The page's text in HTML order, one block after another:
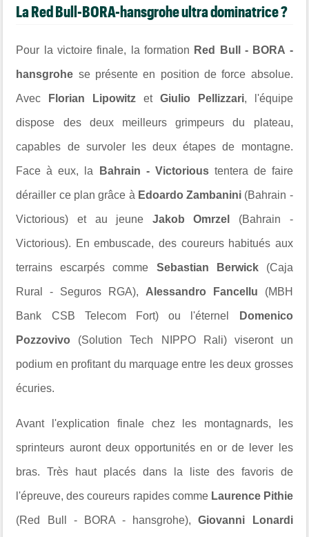
La Red Bull-BORA-hansgrohe ultra dominatrice ?
Pour la victoire finale, la formation Red Bull - BORA -
hansgrohe se présente en position de force absolue.
Avec Florian Lipowitz et Giulio Pellizzari, l'équipe
dispose des deux meilleurs grimpeurs du plateau,
capables de survoler les deux étapes de montagne.
Face à eux, la Bahrain - Victorioustentera de faire
dérailler ce plan grâce à Edoardo Zambanini (Bahrain -
Victorious) et au jeune Jakob Omrzel (Bahrain -
Victorious). En embuscade, des coureurs habitués aux
terrains escarpés comme Sebastian Berwick(Caja
Rural - Seguros RGA), Alessandro Fancellu (MBH
Bank CSB Telecom Fort) ou l'éternel Domenico
Pozzovivo (Solution Tech NIPPO Rali) viseront un
podium en profitant du marquage entre les deux grosses
écuries.
Avant l'explication finale chez les montagnards, les
sprinteurs auront deux opportunités en or de lever les
bras. Très haut placés dans la liste des favoris de
l'épreuve, des coureurs rapides comme Laurence Pithie
(Red Bull - BORA - hansgrohe),Giovanni Lonardi